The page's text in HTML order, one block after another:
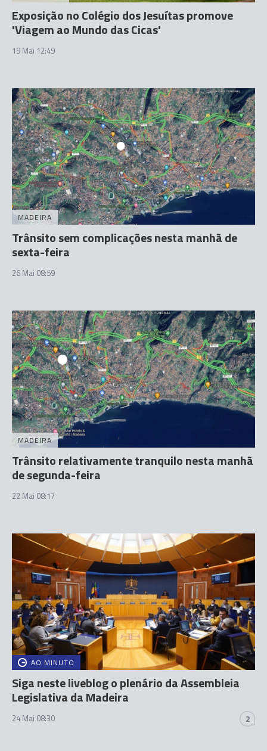
Exposição no Colégio dos Jesuítas promove
'Viagem ao Mundo das Cicas'
19 Mai 12:49
MADEIRA
Trânsito sem complicações nesta manhã de
sexta-feira
26 Mai 08:59
MADEIRA
Trânsito relativamente tranquilo nesta manhã
de segunda-feira
22 Mai 08:17
AO MINUTO
Siga neste liveblog o plenário da Assembleia
Legislativa da Madeira
24 Mai 08:30 2